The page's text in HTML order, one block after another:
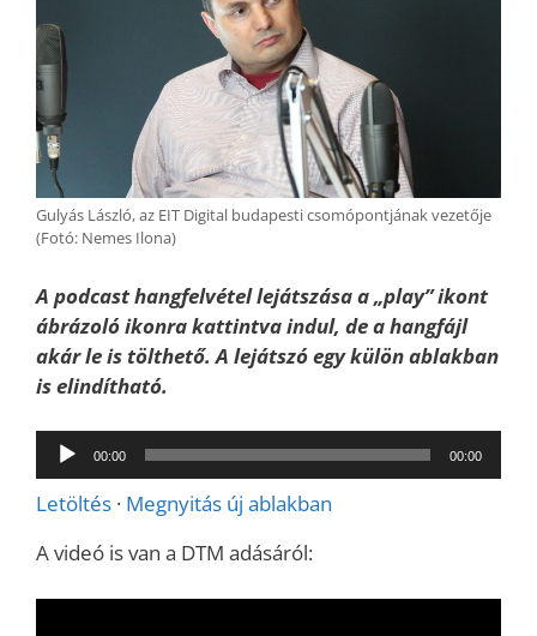
Gulyás László, az EIT Digital budapesti csomópontjának vezetője
(Fotó: Nemes Ilona)
A podcast hangfelvétel lejátszása a „play” ikont
ábrázoló ikonra kattintva indul, de a hangfájl
akár le is tölthető. A lejátszó egy külön ablakban
is elindítható.
Audió
lejátszó
00:00 00:00
Letöltés · Megnyitás új ablakban
A videó is van a DTM adásáról: